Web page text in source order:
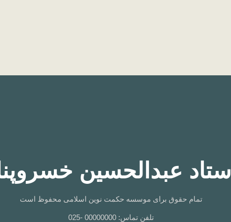
استاد عبدالحسین
تمام حقوق برای موسسه حکمت نوین اسلامی محفوظ است
تلفن تماس: 00000000 -025